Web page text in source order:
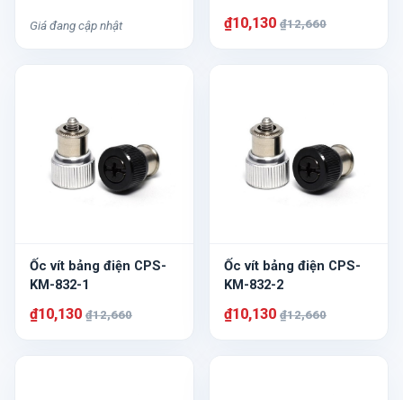
Giá đang cập nhật ₫10,130 ₫12,660
Ốc vít bảng điện CPS-
KM-832-1
₫10,130 ₫12,660
Ốc vít bảng điện CPS-
KM-832-2
₫10,130 ₫12,660